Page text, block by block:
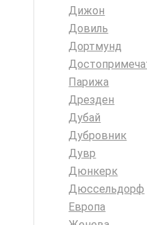
Дижон
Довиль
Дортмунд
Парижа
Дрезден
Дубай
Дубровник
Дувр
Дюнкерк
Дюссельдорф
Европа